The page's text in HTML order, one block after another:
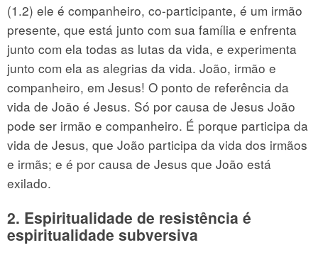
(1.2) ele é companheiro, co-participante, é um irmão
presente, que está junto com sua família e enfrenta
junto com ela todas as lutas da vida, e experimenta
junto com ela as alegrias da vida. João, irmão e
companheiro, em Jesus! O ponto de referência da
vida de João é Jesus. Só por causa de Jesus João
pode ser irmão e companheiro. É porque participa da
vida de Jesus, que João participa da vida dos irmãos
e irmãs; e é por causa de Jesus que João está
exilado.
2. Espiritualidade de resistência é
espiritualidade subversiva